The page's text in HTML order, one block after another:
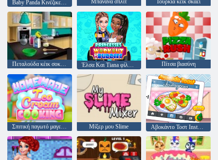
Μπανάνα σπλιτ Τουρκία κέικ σκάει
Πεταλούδα κέικ σοκολάτας: Μαγειρική με Emma Πίτσα βιασύνη
Σπιτική παγωτό μαγείρεμα Μίξερ μου Slime Αβοκάντο Τοστ Instagram